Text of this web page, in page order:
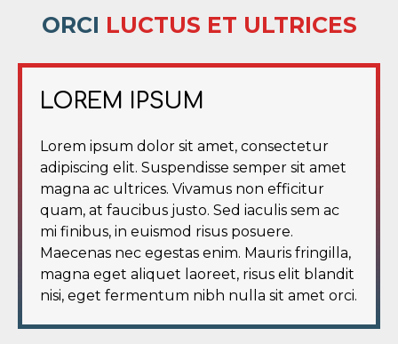
ORCI LUCTUS ET ULTRICES
LOREM IPSUM
Lorem ipsum dolor sit amet, consectetur
adipiscing elit. Suspendisse semper sit amet
magna ac ultrices. Vivamus non efficitur
quam, at faucibus justo. Sed iaculis sem ac
mi finibus, in euismod risus posuere.
Maecenas nec egestas enim. Mauris fringilla,
magna eget aliquet laoreet, risus elit blandit
nisi, eget fermentum nibh nulla sit amet orci.